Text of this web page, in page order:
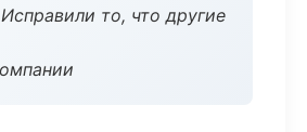
то, что другие